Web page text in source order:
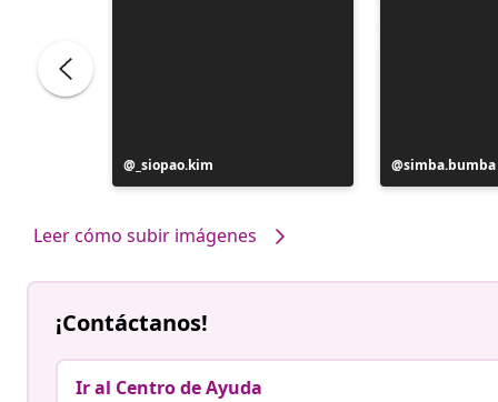
Publicación
realizada
_siopao.kim
Publicación
realizada
simba.bumba
Leer cómo subir imágenes
¡Contáctanos!
Ir al Centro de Ayuda